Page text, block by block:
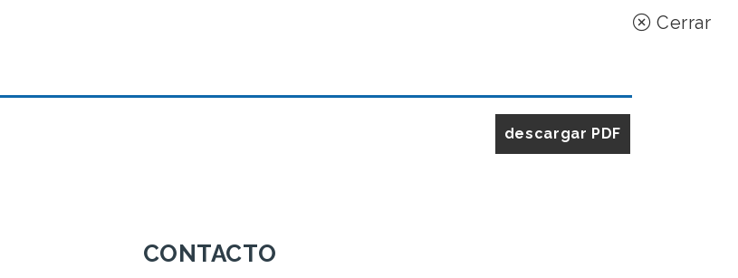
Cerrar
descargar PDF
CONTACTO